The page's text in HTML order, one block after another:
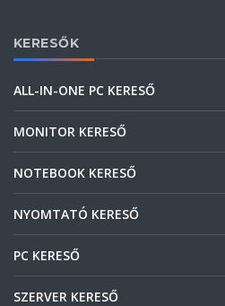
KERESŐK
ALL-IN-ONE PC KERESŐ
MONITOR KERESŐ
NOTEBOOK KERESŐ
NYOMTATÓ KERESŐ
PC KERESŐ
SZERVER KERESŐ